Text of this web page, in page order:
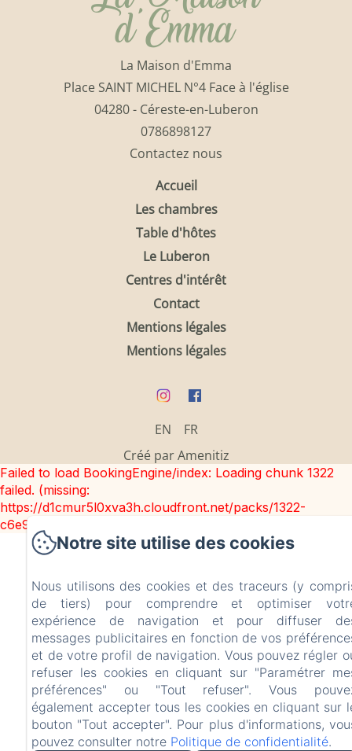
d'Emma
La Maison d'Emma
Place SAINT MICHEL N°4 Face à l'église
04280 - Céreste-en-Luberon
0786898127
Contactez nous
Accueil
Les chambres
Table d'hôtes
Le Luberon
Centres d'intérêt
Contact
Mentions légales
Mentions légales
EN
FR
Créé par Amenitiz
Failed to load BookingEngine/index: Loading chunk 1322
failed. (missing:
https://d1cmur5l0xva3h.cloudfront.net/packs/1322-
c6e932f9d3d27b65-1bf7c4dc6a241241.js)
Notre site utilise des cookies
Nous utilisons des cookies et des traceurs (y
de tiers) pour comprendre et optimiser
expérience de navigation et pour diffuser
messages publicitaires en fonction de vos
et de votre profil de navigation. Vous pouvez régler
refuser les cookies en cliquant sur "Paramétrer
préférences" ou "Tout refuser". Vous
également accepter tous les cookies en cliquant sur
bouton "Tout accepter". Pour plus d'informations,
pouvez consulter notre Politique de confidentialité.